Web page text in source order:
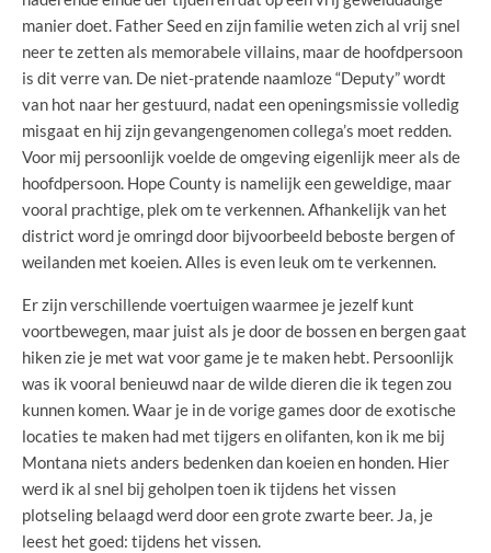
manier doet. Father Seed en zijn familie weten zich al vrij snel
neer te zetten als memorabele villains, maar de hoofdpersoon
is dit verre van. De niet-pratende naamloze “Deputy” wordt
van hot naar her gestuurd, nadat een openingsmissie volledig
misgaat en hij zijn gevangengenomen collega’s moet redden.
Voor mij persoonlijk voelde de omgeving eigenlijk meer als de
hoofdpersoon. Hope County is namelijk een geweldige, maar
vooral prachtige, plek om te verkennen. Afhankelijk van het
district word je omringd door bijvoorbeeld beboste bergen of
weilanden met koeien. Alles is even leuk om te verkennen.
Er zijn verschillende voertuigen waarmee je jezelf kunt
voortbewegen, maar juist als je door de bossen en bergen gaat
hiken zie je met wat voor game je te maken hebt. Persoonlijk
was ik vooral benieuwd naar de wilde dieren die ik tegen zou
kunnen komen. Waar je in de vorige games door de exotische
locaties te maken had met tijgers en olifanten, kon ik me bij
Montana niets anders bedenken dan koeien en honden. Hier
werd ik al snel bij geholpen toen ik tijdens het vissen
plotseling belaagd werd door een grote zwarte beer. Ja, je
leest het goed: tijdens het vissen.